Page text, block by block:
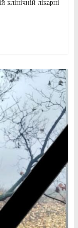
клінічній лікарні